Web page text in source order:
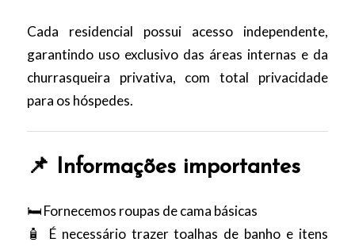
Cada residencial possui acesso independente,
garantindo uso exclusivo das áreas internas e da
churrasqueira privativa, com total privacidade
para os hóspedes.
📌 Informações importantes
🛏️ Fornecemos roupas de cama básicas
🧴 É necessário trazer toalhas de banho e itens